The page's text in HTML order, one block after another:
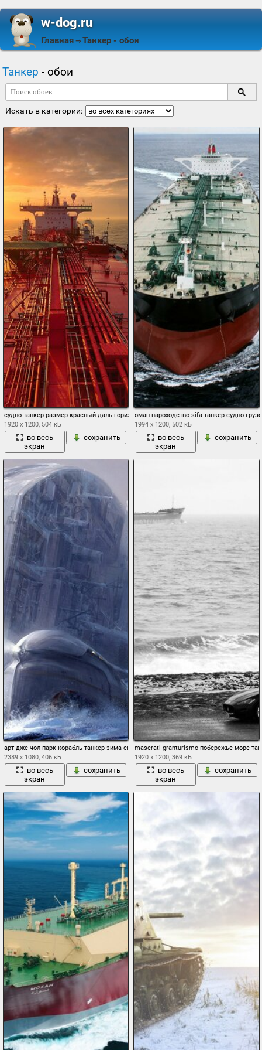
w-dog.ru
Главная ⇒ Танкер - обои
Танкер - обои
Искать в категории:
судно танкер размер красный даль горизонт небо облака рассвет закат
1920 x 1200, 504 кБ
во весь
экран
сохранить
оман пароходство sifa танкер судно
1994 x 1200, 502 кБ
во весь
экран
сохранить
арт дже чол парк корабль танкер зима снег крушение руины подводная лодка
2389 x 1080, 406 кБ
во весь
экран
сохранить
maserati granturismo побережье море
1920 x 1200, 369 кБ
во весь
экран
сохранить